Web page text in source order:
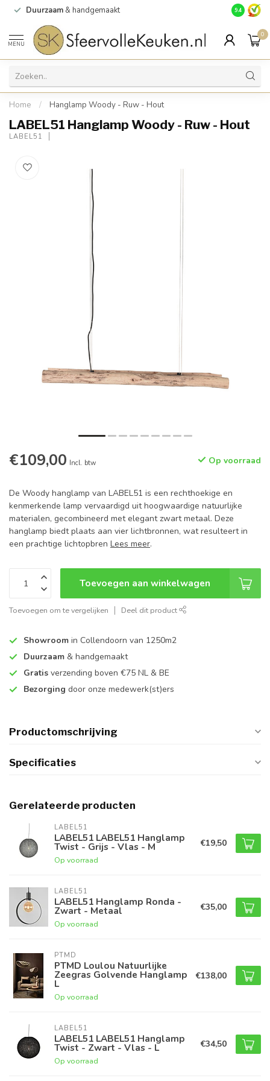
Duurzaam & handgemaakt Gratis
9.4
MENU
0
Home / Hanglamp Woody - Ruw - Hout
LABEL51 Hanglamp Woody - Ruw - Hout
LABEL51
€109,00 Incl. btw Op voorraad
De Woody hanglamp van LABEL51 is een rechthoekige en
kenmerkende lamp vervaardigd uit hoogwaardige natuurlijke
materialen, gecombineerd met elegant zwart metaal. Deze
hanglamp biedt plaats aan vier lichtbronnen, wat resulteert in
een prachtige lichtopbren Lees meer.
Toevoegen aan winkelwagen
Toevoegen om te vergelijken Deel dit product
Showroom in Collendoorn van 1250m2
Duurzaam & handgemaakt
Gratis verzending boven €75 NL & BE
Bezorging door onze medewerk(st)ers
Productomschrijving
Specificaties
Gerelateerde producten
LABEL51
LABEL51 LABEL51 Hanglamp
Twist - Grijs - Vlas - M
Op voorraad
€19,50
LABEL51
LABEL51 Hanglamp Ronda -
Zwart - Metaal
Op voorraad
€35,00
PTMD
PTMD Loulou Natuurlijke
Zeegras Golvende Hanglamp
L
Op voorraad
€138,00
LABEL51
LABEL51 LABEL51 Hanglamp
Twist - Zwart - Vlas - L
Op voorraad
€34,50